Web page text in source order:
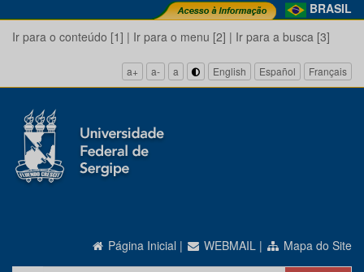
BRASIL
Ir para o conteúdo [1] | Ir para o menu [2] | Ir para a busca [3]
a+ a- a English Español Français
Página Inicial | WEBMAIL | Mapa do Site